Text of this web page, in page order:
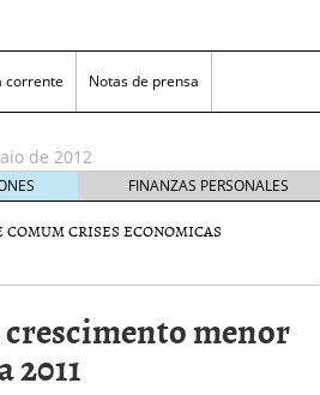
corrente Notas de prensa
de 2012
FINANZAS PERSONALES
COMUMCRISES ECONOMICAS
menor